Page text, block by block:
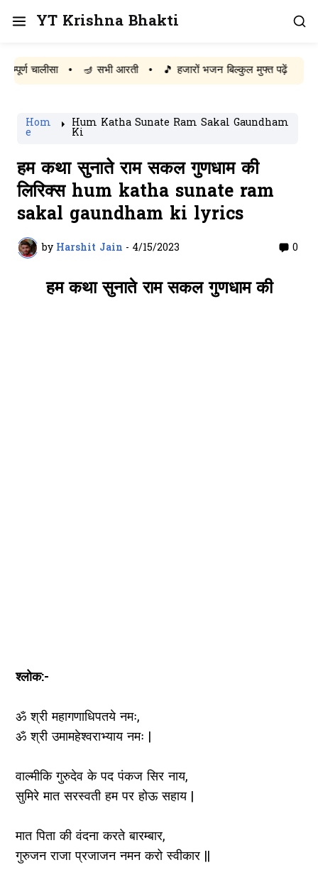
YT Krishna Bhakti
• 🪔 सभी आरती • 🎵 हजारों भजन बिल्कुल मुफ्त पढ़ें
Hom
e
Hum Katha Sunate Ram Sakal Gaundham
Ki
हम कथा सुनाते राम सकल गुणधाम की
लिरिक्स hum katha sunate ram
sakal gaundham ki lyrics
by Harshit Jain - 4/15/2023 0
हम कथा सुनाते राम सकल गुणधाम की
श्लोक:-
ॐ श्री महागणाधिपतये नमः,
ॐ श्री उमामहेश्वराभ्याय नमः |
वाल्मीकि गुरुदेव के पद पंकज सिर नाय,
सुमिरे मात सरस्वती हम पर होऊ सहाय |
मात पिता की वंदना करते बारम्बार,
गुरुजन राजा प्रजाजन नमन करो स्वीकार ||